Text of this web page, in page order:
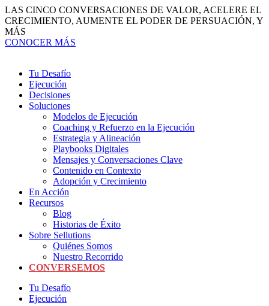
Ir
al
contenido
LAS CINCO CONVERSACIONES DE VALOR, ACELERE EL
CRECIMIENTO, AUMENTE EL PODER DE PERSUACIÓN, Y
MÁS
CONOCER MÁS
Tu Desafío
Ejecución
Decisiones
Soluciones
Modelos de Ejecución
Coaching y Refuerzo en la Ejecución
Estrategia y Alineación
Playbooks Digitales
Mensajes y Conversaciones Clave
Contenido en Contexto
Adopción y Crecimiento
En Acción
Recursos
Blog
Historias de Éxito
Sobre Sellutions
Quiénes Somos
Nuestro Recorrido
CONVERSEMOS
Tu Desafío
Ejecución